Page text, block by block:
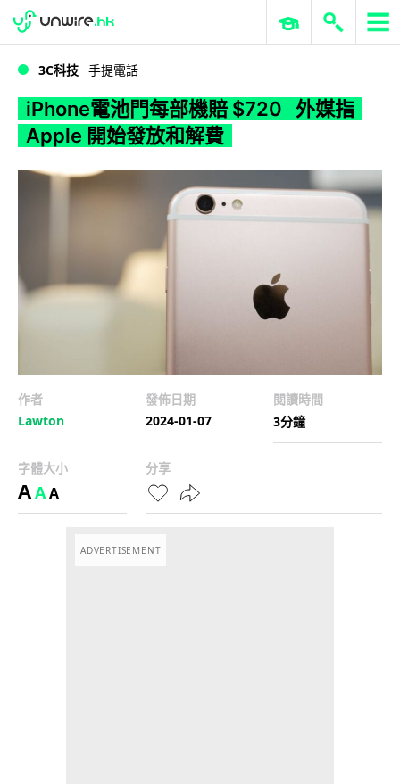
WWDC 2026 ERP 與商業 AI
3C科技 手提電話
iPhone電池門每部機賠 $720 外媒指
Apple 開始發放和解費
作者
Lawton
發佈日期
2024-01-07
閱讀時間
3分鐘
字體大小
AAA
分享
ADVERTISEMENT